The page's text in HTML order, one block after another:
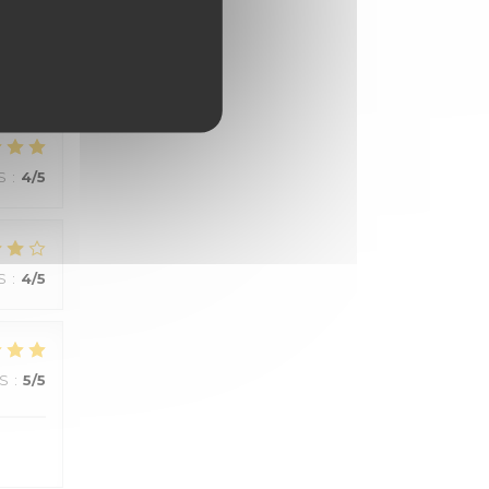
: 4/5
: 4/5
: 5/5